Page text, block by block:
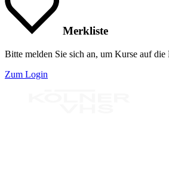
Merkliste
Bitte melden Sie sich an, um Kurse auf die
Zum Login